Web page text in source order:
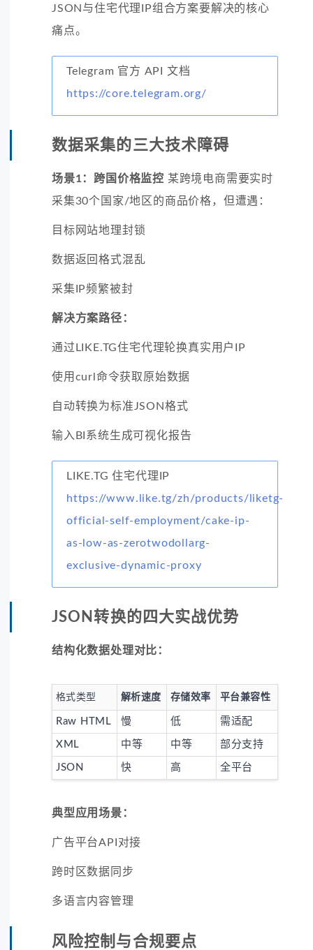
JSON与住宅代理IP组合方案要解决的核心
痛点。
Telegram 官方 API 文档
https://core.telegram.org/
数据采集的三大技术障碍
场景1：跨国价格监控 某跨境电商需要实时
采集30个国家/地区的商品价格，但遭遇：
目标网站地理封锁
数据返回格式混乱
采集IP频繁被封
解决方案路径：
通过LIKE.TG住宅代理轮换真实用户IP
使用curl命令获取原始数据
自动转换为标准JSON格式
输入BI系统生成可视化报告
LIKE.TG 住宅代理IP
https://www.like.tg/zh/products/liketg-
official-self-employment/cake-ip-
as-low-as-zerotwodollarg-
exclusive-dynamic-proxy
JSON转换的四大实战优势
结构化数据处理对比：
格式类型 解析速度 存储效率 平台兼容性
Raw HTML 慢 低 需适配
XML 中等 中等 部分支持
JSON 快 高 全平台
典型应用场景：
广告平台API对接
跨时区数据同步
多语言内容管理
风险控制与合规要点